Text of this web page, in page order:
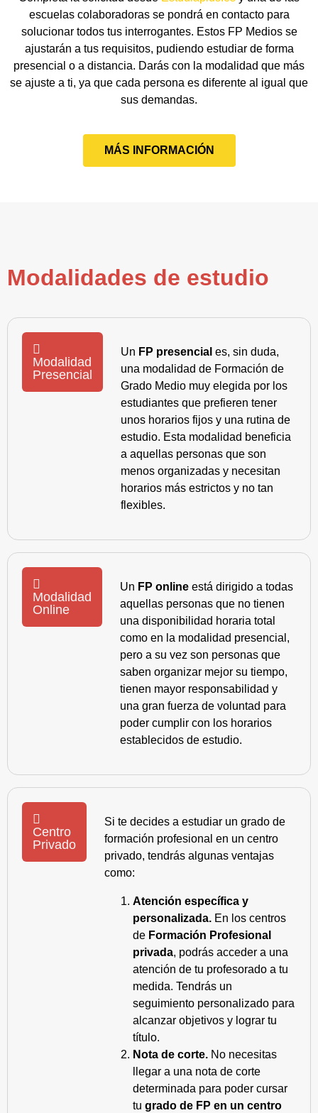
escuelas colaboradoras se pondrá en contacto para
solucionar todos tus interrogantes. Estos FP Medios se
ajustarán a tus requisitos, pudiendo estudiar de forma
presencial o a distancia. Darás con la modalidad que más
se ajuste a ti, ya que cada persona es diferente al igual que
sus demandas.
MÁS INFORMACIÓN
Modalidades de estudio
Modalidad
Presencial
Un FP presencial es, sin duda,
una modalidad de Formación de
Grado Medio muy elegida por los
estudiantes que prefieren tener
unos horarios fijos y una rutina de
estudio. Esta modalidad beneficia
a aquellas personas que son
menos organizadas y necesitan
horarios más estrictos y no tan
flexibles.
Modalidad
Online
Un FP online está dirigido a todas
aquellas personas que no tienen
una disponibilidad horaria total
como en la modalidad presencial,
pero a su vez son personas que
saben organizar mejor su tiempo,
tienen mayor responsabilidad y
una gran fuerza de voluntad para
poder cumplir con los horarios
establecidos de estudio.
Centro
Privado
Si te decides a estudiar un grado de
formación profesional en un centro
privado, tendrás algunas ventajas
como:
Atención específica y
personalizada. En los centros
de Formación Profesional
privada, podrás acceder a una
atención de tu profesorado a tu
medida. Tendrás un
seguimiento personalizado para
alcanzar objetivos y lograr tu
título.
Nota de corte. No necesitas
llegar a una nota de corte
determinada para poder cursar
tu grado de FP en un centro